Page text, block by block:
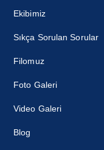
Ekibimiz
Sıkça Sorulan Sorular
Filomuz
Foto Galeri
Video Galeri
Blog